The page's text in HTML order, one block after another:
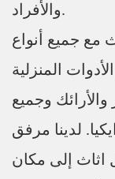
والأفراد.
مع جميع أنواع
المنزلية
وجميع
لدينا مرفق
اثاث إلى مكان